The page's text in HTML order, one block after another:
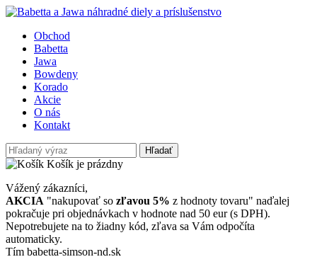
Obchod
Babetta
Jawa
Bowdeny
Korado
Akcie
O nás
Kontakt
Hľadať
Košík je prázdny
Vážený zákazníci,
AKCIA "nakupovať so zľavou 5% z hodnoty tovaru" naďalej
pokračuje pri objednávkach v hodnote nad 50 eur (s DPH).
Nepotrebujete na to žiadny kód, zľava sa Vám odpočíta
automaticky.
Tím babetta-simson-nd.sk